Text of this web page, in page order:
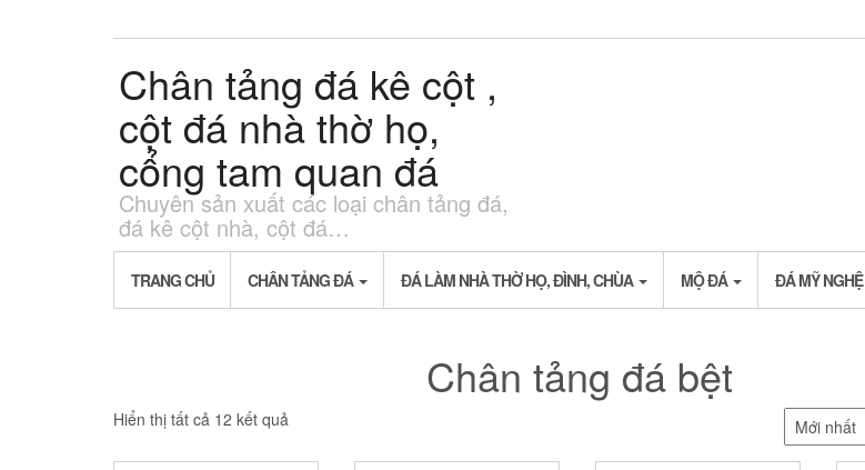
Chân tảng đá kê cột ,
cột đá nhà thờ họ,
cổng tam quan đá
Chuyên sản xuất các loại chân tảng đá,
đá kê cột nhà, cột đá…
TRANG CHỦ CHÂN TẢNG ĐÁ ĐÁ LÀM NHÀ THỜ HỌ, ĐÌNH, CHÙA MỘ ĐÁ ĐÁ MỸ NGHỆ
Chân tảng đá bệt
Hiển thị tất cả 12 kết quả